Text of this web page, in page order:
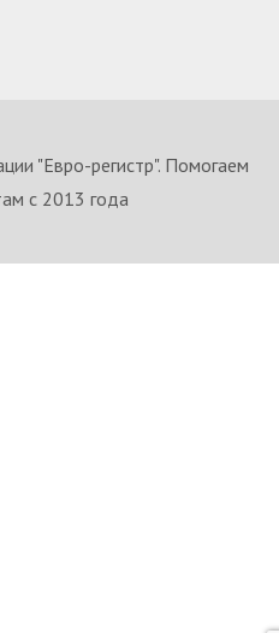
"Евро-регистр". Помогаем
с 2013 года